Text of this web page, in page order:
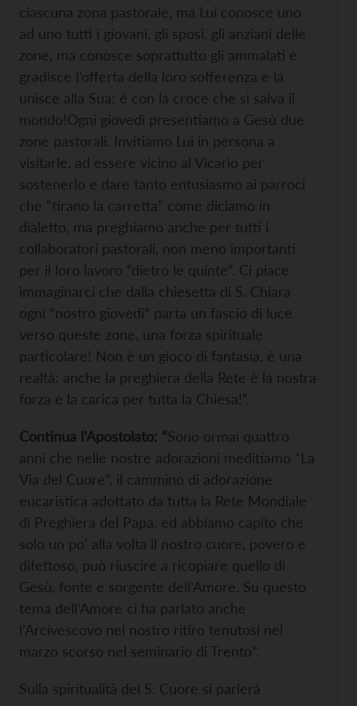
ciascuna zona pastorale, ma Lui conosce uno
ad uno tutti i giovani, gli sposi, gli anziani delle
zone, ma conosce soprattutto gli ammalati e
gradisce l’offerta della loro sofferenza e la
unisce alla Sua: è con la croce che si salva il
mondo!Ogni giovedì presentiamo a Gesù due
zone pastorali. Invitiamo Lui in persona a
visitarle, ad essere vicino al Vicario per
sostenerlo e dare tanto entusiasmo ai parroci
che “tirano la carretta” come diciamo in
dialetto, ma preghiamo anche per tutti i
collaboratori pastorali, non meno importanti
per il loro lavoro “dietro le quinte”. Ci piace
immaginarci che dalla chiesetta di S. Chiara
ogni “nostro giovedì” parta un fascio di luce
verso queste zone, una forza spirituale
particolare! Non è un gioco di fantasia, è una
realtà: anche la preghiera della Rete è la nostra
forza e la carica per tutta la Chiesa!”.
Continua l’Apostolato: “Sono ormai quattro
anni che nelle nostre adorazioni meditiamo “La
Via del Cuore”, il cammino di adorazione
eucaristica adottato da tutta la Rete Mondiale
di Preghiera del Papa, ed abbiamo capito che
solo un po’ alla volta il nostro cuore, povero e
difettoso, può riuscire a ricopiare quello di
Gesù, fonte e sorgente dell’Amore. Su questo
tema dell’Amore ci ha parlato anche
l’Arcivescovo nel nostro ritiro tenutosi nel
marzo scorso nel seminario di Trento”.
Sulla spiritualità del S. Cuore si parlerà